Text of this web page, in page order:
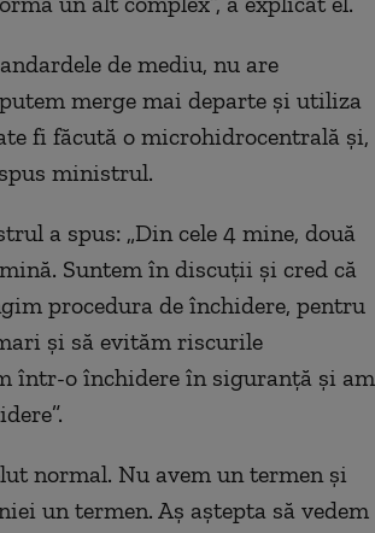
de mediu, nu are
merge mai departe și utiliza
fi făcută o microhidrocentrală și,
spus ministrul.
a spus: „Din cele 4 mine, două
ină. Suntem în discuții și cred că
procedura de închidere, pentru
și să evităm riscurile
într-o închidere în siguranță și am
”.
normal. Nu avem un termen și
un termen. Aș aștepta să vedem